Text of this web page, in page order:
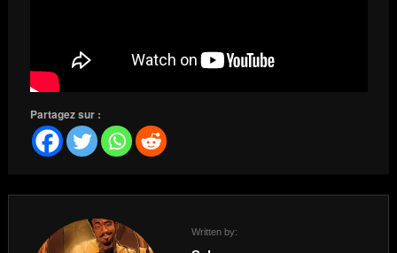
Partagez sur :
Written by: